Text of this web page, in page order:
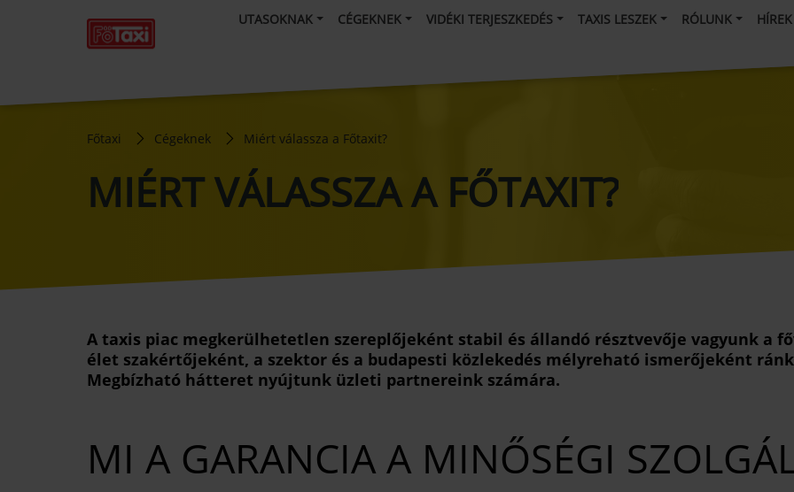
UTASOKNAK CÉGEKNEK VIDÉKI TERJESZKEDÉS TAXIS LESZEK RÓLUNK HÍREK
Főtaxi Cégeknek Miért válassza a Főtaxit?
MIÉRT VÁLASSZA A FŐTAXIT?
A taxis piac megkerülhetetlen szereplőjeként stabil és állandó résztvevője vagyunk a
élet szakértőjeként, a szektor és a budapesti közlekedés mélyreható ismerőjeként
Megbízható hátteret nyújtunk üzleti partnereink számára.
MI A GARANCIA A MINŐSÉGI